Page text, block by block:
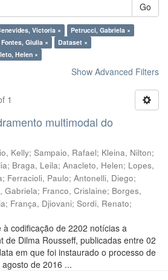
Go
Victoria ×
Petrucci, Gabriela ×
Fontes, Giulia ×
Dataset ×
Helen ×
Show Advanced Filters
1
multimodal do
Kelly; Sampaio, Rafael; Kleina, Nilton;
; Braga, Leila; Anacleto, Helen; Lopes,
; Ferracioli, Paulo; Antonelli, Diego;
Gabriela; Franco, Crislaine; Borges,
; França, Djiovani; Sordi, Renato;
codificação de 2202 notícias a
de Dilma Rousseff, publicadas entre 02
em que foi instaurado o processo de
de 2016 ...